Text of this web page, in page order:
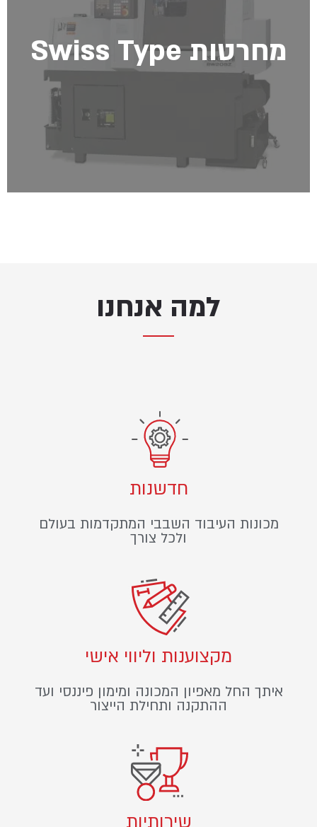
מחרטות Swiss Type
מחרטות Swiss Type
למה אנחנו
חדשנות
מכונות העיבוד השבבי המתקדמות בעולם
ולכל צורך
מקצוענות וליווי אישי
איתך החל מאפיון המכונה ומימון פיננסי ועד
ההתקנה ותחילת הייצור
שירותיות